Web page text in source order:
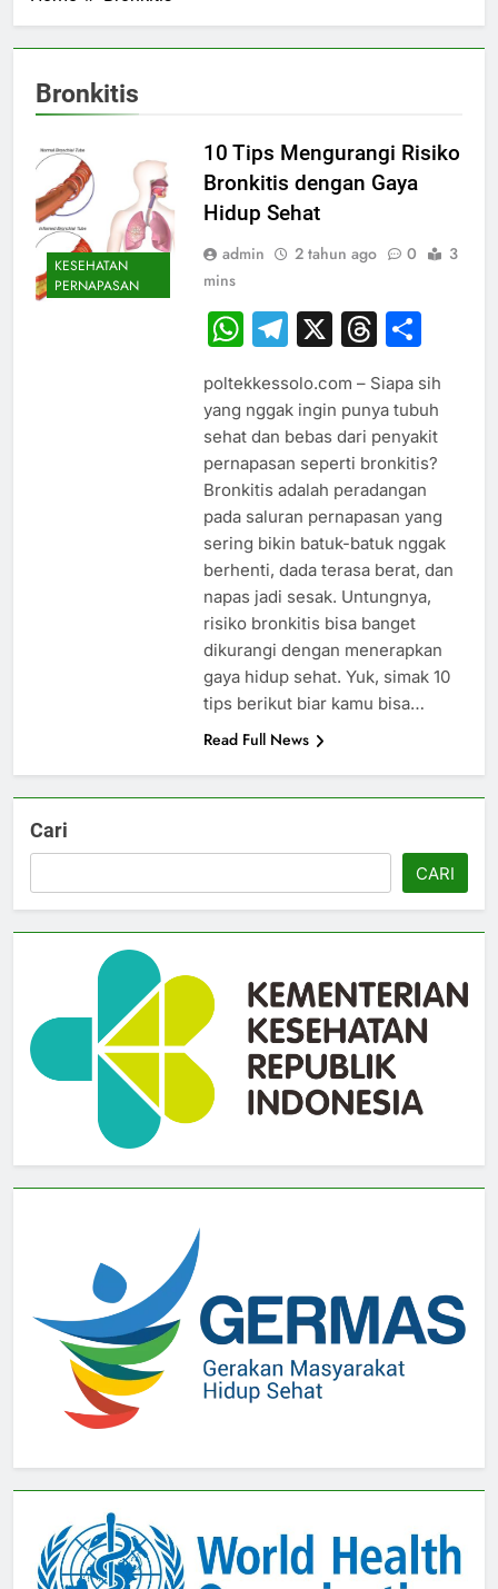
Bronkitis
KESEHATAN
PERNAPASAN
10 Tips Mengurangi Risiko
Bronkitis dengan Gaya
Hidup Sehat
admin 2 tahun ago 0
3
mins
WhatsApp
Telegram
X
poltekkessolo.com – Siapa sih
yang nggak ingin punya tubuh
sehat dan bebas dari penyakit
pernapasan seperti bronkitis?
Bronkitis adalah peradangan
pada saluran pernapasan yang
sering bikin batuk-batuk nggak
berhenti, dada terasa berat, dan
napas jadi sesak. Untungnya,
risiko bronkitis bisa banget
dikurangi dengan menerapkan
gaya hidup sehat. Yuk, simak 10
tips berikut biar kamu bisa…
Read Full News
Cari
CARI